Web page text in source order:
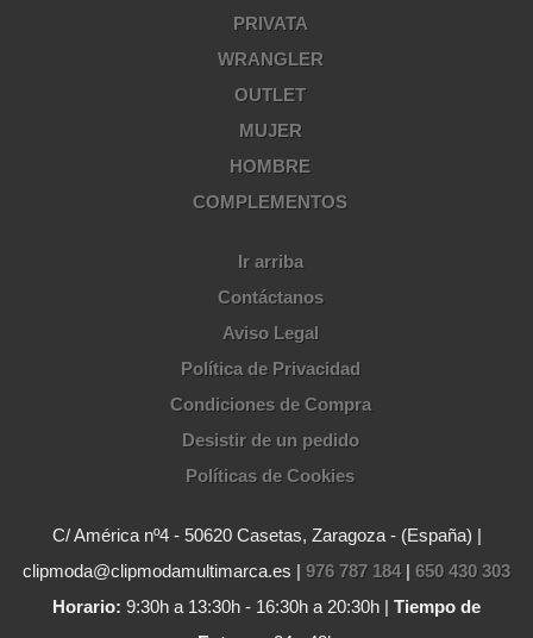
PRIVATA
WRANGLER
OUTLET
MUJER
HOMBRE
COMPLEMENTOS
Ir arriba
Contáctanos
Aviso Legal
Política de Privacidad
Condiciones de Compra
Desistir de un pedido
Políticas de Cookies
C/ América nº4 - 50620 Casetas, Zaragoza - (España) |
clipmoda@clipmodamultimarca.es | 976 787 184| 650 430 303
Horario: 9:30h a 13:30h - 16:30h a 20:30h | Tiempo de